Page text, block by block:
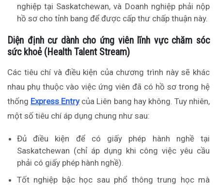
nghiệp tại Saskatchewan, và Doanh nghiệp phải nộp
hồ sơ cho tỉnh bang để được cấp thư chấp thuận này.
Diện định cư dành cho ứng viên lĩnh vực chăm sóc
sức khoẻ (Health Talent Stream)
Các tiêu chí và điều kiện của chương trình này sẽ khác
nhau phụ thuộc vào việc ứng viên đã có hồ sơ trong hệ
thống Express Entrycủa Liên bang hay không. Tuy nhiên,
một số tiêu chí áp dụng chung như sau:
Đủ điều kiện để có giấy phép hành nghề tại
Saskatchewan (chỉ áp dụng khi công việc yêu cầu
phải có giấy phép hành nghề).
Tốt nghiệp bậc học sau phổ thông trung học mà